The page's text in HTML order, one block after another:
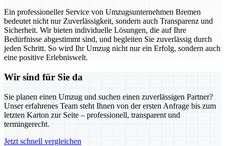
Ein professioneller Service von Umzugsunternehmen Bremen
bedeutet nicht nur Zuverlässigkeit, sondern auch Transparenz und
Sicherheit. Wir bieten individuelle Lösungen, die auf Ihre
Bedürfnisse abgestimmt sind, und begleiten Sie zuverlässig durch
jeden Schritt. So wird Ihr Umzug nicht nur ein Erfolg, sondern auch
eine positive Erlebniswelt.
Wir sind für Sie da
Sie planen einen Umzug und suchen einen zuverlässigen Partner?
Unser erfahrenes Team steht Ihnen von der ersten Anfrage bis zum
letzten Karton zur Seite – professionell, transparent und
termingerecht.
Jetzt schnell vergleichen